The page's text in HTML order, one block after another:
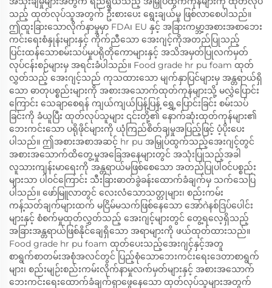
သည့် ထုတ်လုပ်သူအတွက် ဦးစားပေး ရွေးချယ်မှု ဖြစ်လာစေပါသည်။
ဤထူးခြားသောလိုက်နာမှုမှာ FDA၊ EU နှင့် အခြားကမ္ဘာ့အစားအစာဘေး
ကင်းရေးစံနှုန်းများနှင့် ကိုက်ညီသော အေးဂျင့်ကိုအတည်ပြုသည့်
ပြင်းထန်သောစမ်းသပ်မှုပရိုတိုကောများနှင့် အသိအမှတ်ပြုလက်မှတ်
လုပ်ငန်းစဉ်များမှ အရင်းခံပါသည်။ Food grade hr pu foam ထုတ်
လွှတ်သည့် အေးဂျင့်သည် ကုသထားသော မျက်နှာပြင်များမှ အန္တရာယ်ရှိ
သော ဓာတုပစ္စည်းများကို အစားအသောက်ထုတ်ကုန်များသို့ မလွှဲပြောင်း
ကြောင်း သေချာစေရန် ကျယ်ကျယ်ပြန့်ပြန့် ရွှေ့ပြောင်းခြင်း စမ်းသပ်
ခြင်းကို ခံယူပြီး ထုတ်လုပ်သူများ ၎င်းတို့၏ နောက်ဆုံးထုတ်ကုန်များ၏
ဘေးကင်းသော ပရိုဖိုင်များကို ယုံကြည်စိတ်ချမှုအပြည့်ဖြင့် ပံ့ပိုးပေး
ပါသည်။ ဤအစားအစာအဆင့် hr pu အမြှုပ်ထွက်သည့်အေးဂျင့်တွင်
အစားအသောက်ထိတွေ့မှုအခြေအနေများတွင် အသုံးပြုသည့်အခါ
လူသားကျန်းမာရေးကို အန္တရာယ်မဖြစ်စေသော အတည်ပြုပါဝင်ပစ္စည်း
များသာ ပါ၀င်ကြောင်း သီးခြားဓာတ်ခွဲခန်းထောက်ခံချက်မှ သက်သေပြ
ပါသည်။ ဖော်မြူလာတွင် လေးလံသောသတ္တုများ၊ စည်းကမ်း
ကန့်သတ်ချက်များထက် မငြိမ်မသက်ဖြစ်နေသော အော်ဂဲနစ်ဒြပ်ပေါင်း
များနှင့် စံစက်မှုထုတ်လွှတ်သည့် အေးဂျင့်များတွင် တွေ့ရလေ့ရှိသည့်
အခြားအန္တရာယ်ဖြစ်နိုင်ချေရှိသော အရာများကို ဖယ်ထုတ်ထားသည်။
Food grade hr pu foam ထုတ်ပေးသည့်အေးဂျင့်နှင့်အတူ
စာရွက်စာတမ်းအစုံအလင်တွင် ပြည့်စုံသောဘေးကင်းရေးဒေတာစာရွက်
များ၊ စည်းမျဉ်းစည်းကမ်းလိုက်နာမှုလက်မှတ်များနှင့် အစားအသောက်
ဘေးကင်းရေးထောက်ခံချက်ရှာဖွေနေသော ထုတ်လုပ်သူများအတွက်